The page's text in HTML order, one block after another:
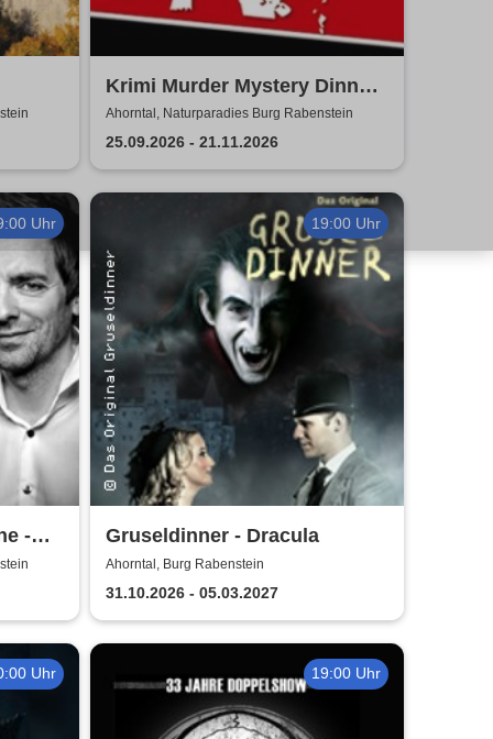
Krimi Murder Mystery Dinner
- Kripo TV
Ahorntal, Naturparadies Burg Rabenstein
25.09.2026 - 21.11.2026
Uhr
-
19:00 Uhr
Gruseldinner - Dracula
Ahorntal, Burg Rabenstein
31.10.2026 - 05.03.2027
Uhr 19:00 Uhr